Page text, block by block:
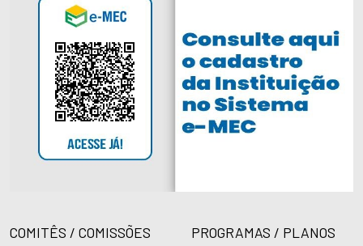
COMITÊS / COMISSÕES PROGRAMAS / PLANOS